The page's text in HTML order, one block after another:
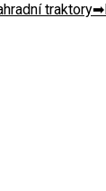
traktory